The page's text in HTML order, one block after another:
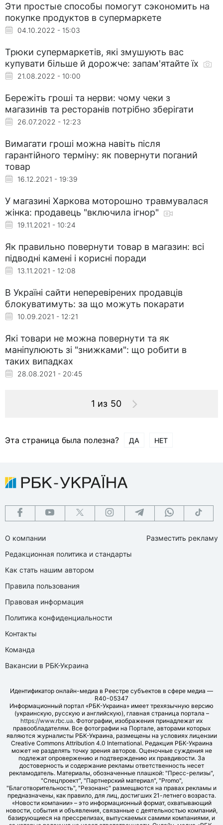
Эти простые способы помогут сэкономить на
покупке продуктов в супермаркете
04.10.2022 - 15:03
Трюки супермаркетів, які змушують вас
купувати більше й дорожче: запам'ятайте їх
21.08.2022 - 10:00
Бережіть гроші та нерви: чому чеки з
магазинів та ресторанів потрібно зберігати
26.07.2022 - 12:23
Вимагати гроші можна навіть після
гарантійного терміну: як повернути поганий
товар
16.12.2021 - 19:39
У магазині Харкова моторошно травмувалася
жінка: продавець "включила ігнор"
19.11.2021 - 10:24
Як правильно повернути товар в магазин: всі
підводні камені і корисні поради
13.11.2021 - 12:08
В Україні сайти неперевірених продавців
блокуватимуть: за що можуть покарати
10.09.2021 - 12:21
Які товари не можна повернути та як
маніпулюють зі "знижками": що робити в
таких випадках
28.08.2021 - 20:45
1 из 50
Эта страница была полезна? ДА НЕТ
О компании
Редакционная политика и стандарты
Как стать нашим автором
Правила пользования
Правовая информация
Политика конфиденциальности
Контакты
Команда
Вакансии в РБК-Украина
Разместить рекламу
Идентификатор онлайн-медиа в Реестре субъектов в сфере медиа —
R40-05347
Информационный портал «РБК-Украина» имеет трехязычную версию
(украинскую, русскую и английскую), главная страница портала –
https://www.rbc.ua. Фотографии, изображения принадлежат их
правообладателям. Все фотографии на Портале, авторами которых
являются журналисты РБК-Украина, размещены на условиях лицензии
Creative Commons Attribution 4.0 International. Редакция РБК-Украина
может не разделять точку зрения авторов. Оценочные суждения не
подлежат опровержению и подтверждению их правдивости. За
достоверность и содержание рекламы ответственность несет
рекламодатель. Материалы, обозначенные плашкой: "Пресс-релизы",
"Спецпроект", "Партнерский материал", "Promo",
"Благотворительность", "Резонанс" размещаются на правах рекламы и
предназначены, как правило, для лиц, достигших 21-летнего возраста.
«Новости компании» – это информационный формат, охватывающий
новости, события и объявления, связанные с деятельностью компаний,
базирующиеся на прессрелизах, выпускаемых самими компаниями, и